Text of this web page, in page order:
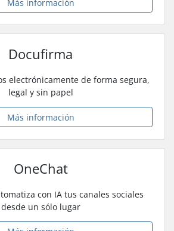
Más información
Docufirma
electrónicamente de forma segura,
legal y sin papel
Más información
OneChat
con IA tus canales sociales
desde un sólo lugar